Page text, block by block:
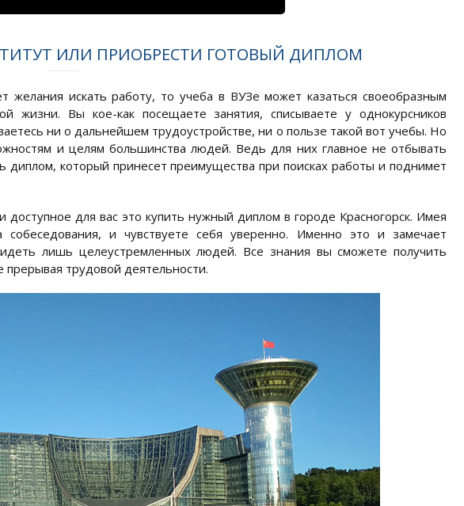
ИЛИ ПРИОБРЕСТИ ГОТОВЫЙ ДИПЛОМ
искать работу, то учеба в ВУЗе может казаться своеобразным
жизни. Вы кое-как посещаете занятия, списываете у однокурсников
ни о дальнейшем трудоустройстве, ни о пользе такой вот учебы. Но
и целям большинства людей. Ведь для них главное не отбывать
диплом, который принесет преимущества при поисках работы и поднимет
для вас это купить нужный диплом в городе Красногорск. Имея
и чувствуете себя уверенно. Именно это и замечает
лишь целеустремленных людей. Все знания вы сможете получить
трудовой деятельности.